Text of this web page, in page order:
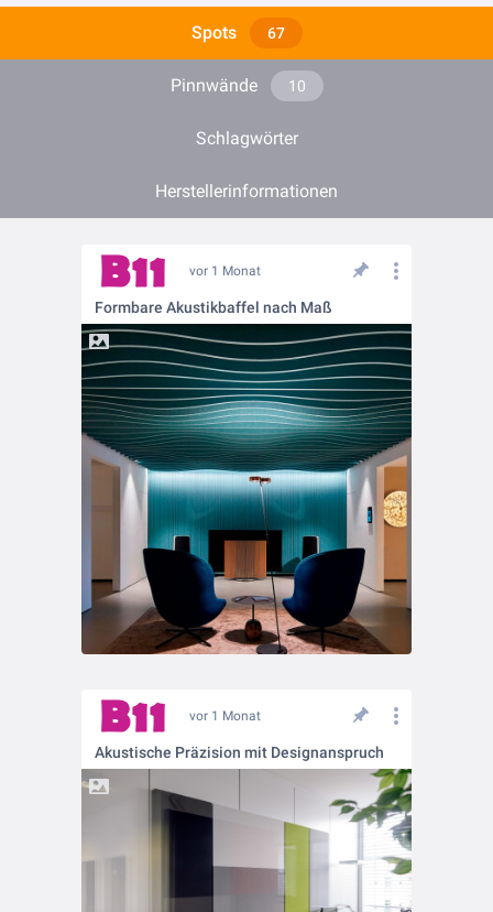
Spots 67
Pinnwände 10
Schlagwörter
Herstellerinformationen
vor 1 Monat
Formbare Akustikbaffel nach Maß
vor 1 Monat
Akustische Präzision mit Designanspruch